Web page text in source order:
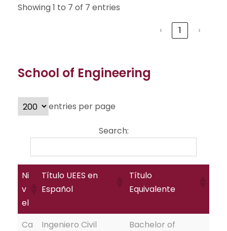
Showing 1 to 7 of 7 entries
‹
1 ›
School of Engineering
entries per page
Search:
Ni
v
el
Título UEES en
Español
Título
Equivalente
Ca
Ingeniero Civil
Bachelor of